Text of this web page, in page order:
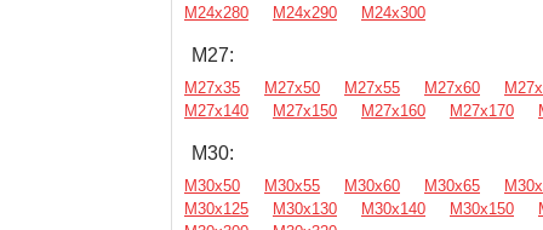
М24х280
М24х290 М24х300
М27:
М27х35 М27х50 М27х55 М27х60
М27х140
М27х150 М27х160 М27х170
М30:
М30х50 М30х55 М30х60 М30х65
М30х125
М30х130 М30х140 М30х150